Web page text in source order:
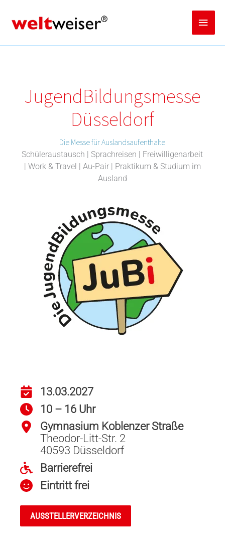
springen
Jugend­­­­­Bildungsmess­e
Düsseldorf
Die Messe für Auslandsaufenthalte
Schüleraustausch | Sprachreisen | Freiwilligenarbeit
| Work & Travel | Au-Pair | Praktikum & Studium im
Ausland
13.03.2027
10 – 16 Uhr
Gymnasium Koblenzer Straße
Theodor-Litt-Str. 2
40593 Düsseldorf
Barrierefrei
Eintritt frei
AUSSTELLERVERZEICHNIS